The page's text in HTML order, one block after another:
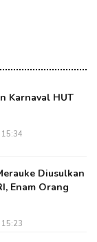
Karnaval HUT
Diusulkan
Enam Orang